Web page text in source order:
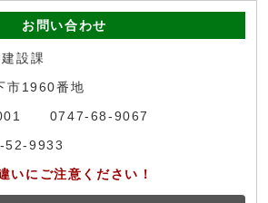
お問い合わせ
設課
市1960番地
0747-68-9067
52-9933
いにご注意ください！